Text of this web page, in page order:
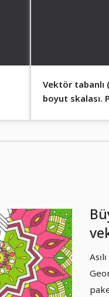
Vektör tabanlı
boyut skalası.